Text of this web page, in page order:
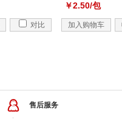
对比
￥2.50/包
加入购物车
售后服务